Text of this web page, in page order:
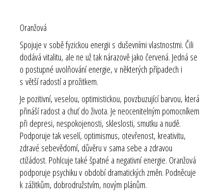
Oranžová
Spojuje v sobě fyzickou energii s duševními vlastnostmi. Čili
dodává vitalitu, ale ne už tak nárazově jako červená. Jedná se
o postupné uvolňování energie, v některých případech i
s větší radostí a prožitkem.
Je pozitivní, veselou, optimistickou, povzbuzující barvou, která
přináší radost a chuť do života. Je neocenitelným pomocníkem
při depresi, nespokojenosti, skleslosti, smutku a nudě.
Podporuje tak veselí, optimismus, otevřenost, kreativitu,
zdravé sebevědomí, důvěru v sama sebe a zdravou
ctižádost. Pohlcuje také špatné a negativní energie. Oranžová
podporuje psychiku v období dramatických změn. Podněcuje
k zážitkům, dobrodružstvím, novým plánům.